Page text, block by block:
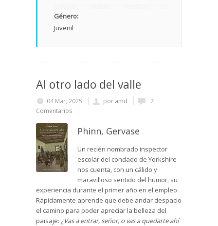
Género:
Juvenil
Al otro lado del valle
04 Mar, 2025 por amd
2
Comentarios
Phinn, Gervase
Un recién nombrado inspector
escolar del condado de Yorkshire
nos cuenta, con un cálido y
maravilloso sentido del humor, su
experiencia durante el primer año en el empleo.
Rápidamente aprende que debe andar despacio
el camino para poder apreciar la belleza del
paisaje: ¿Vas a entrar, señor, o vas a quedarte ahí